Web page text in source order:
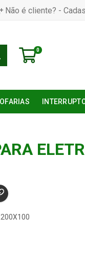
Não é cliente? -
0